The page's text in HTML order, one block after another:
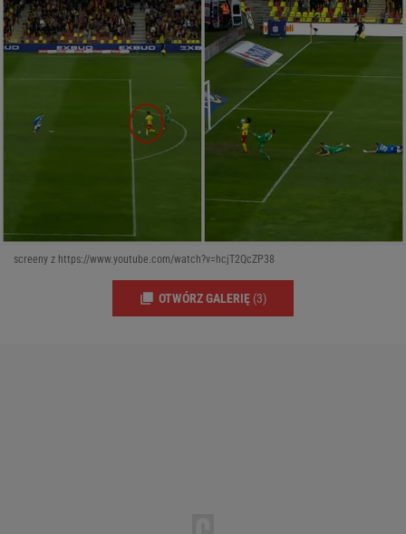
screeny z https://www.youtube.com/watch?v=hcjT2QcZP38
OTWÓRZ GALERIĘ (3)